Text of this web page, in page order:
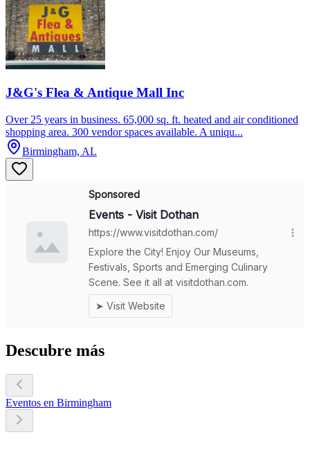
J&G's Flea & Antique Mall Inc
Over 25 years in business. 65,000 sq. ft. heated and air conditioned
shopping area. 300 vendor spaces available. A uniqu...
Birmingham, AL
Descubre más
Eventos en Birmingham